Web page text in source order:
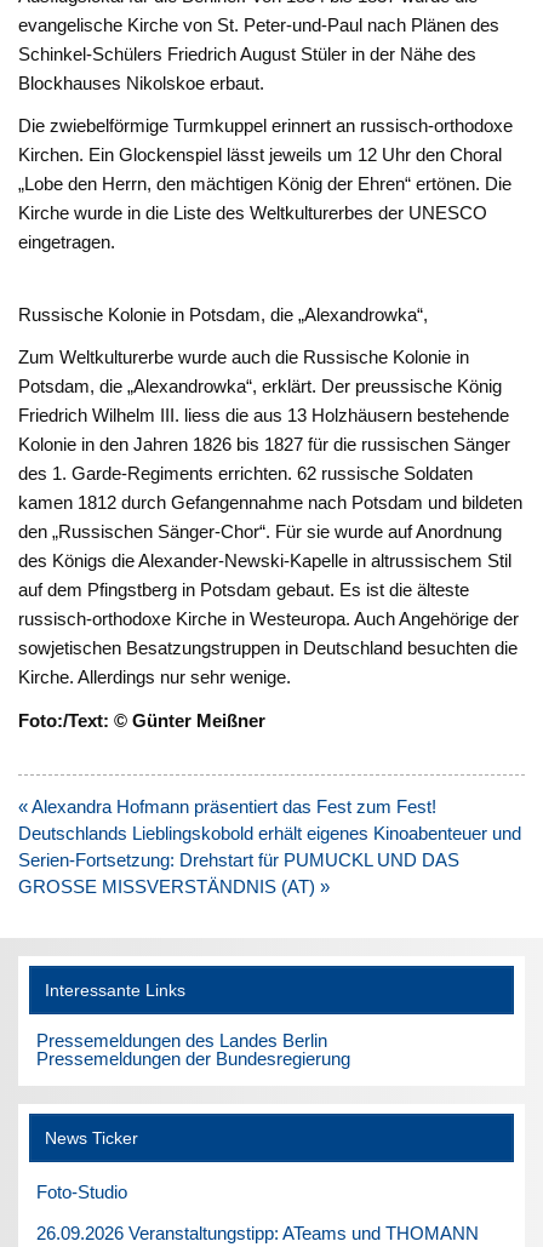
evangelische Kirche von St. Peter-und-Paul nach Plänen des
Schinkel-Schülers Friedrich August Stüler in der Nähe des
Blockhauses Nikolskoe erbaut.
Die zwiebelförmige Turmkuppel erinnert an russisch-orthodoxe
Kirchen. Ein Glockenspiel lässt jeweils um 12 Uhr den Choral
„Lobe den Herrn, den mächtigen König der Ehren“ ertönen. Die
Kirche wurde in die Liste des Weltkulturerbes der UNESCO
eingetragen.
Russische Kolonie in Potsdam, die „Alexandrowka“,
Zum Weltkulturerbe wurde auch die Russische Kolonie in
Potsdam, die „Alexandrowka“, erklärt. Der preussische König
Friedrich Wilhelm III. liess die aus 13 Holzhäusern bestehende
Kolonie in den Jahren 1826 bis 1827 für die russischen Sänger
des 1. Garde-Regiments errichten. 62 russische Soldaten
kamen 1812 durch Gefangennahme nach Potsdam und bildeten
den „Russischen Sänger-Chor“. Für sie wurde auf Anordnung
des Königs die Alexander-Newski-Kapelle in altrussischem Stil
auf dem Pfingstberg in Potsdam gebaut. Es ist die älteste
russisch-orthodoxe Kirche in Westeuropa. Auch Angehörige der
sowjetischen Besatzungstruppen in Deutschland besuchten die
Kirche. Allerdings nur sehr wenige.
Foto:/Text: © Günter Meißner
Beitragsnavigation
« Alexandra Hofmann präsentiert das Fest zum Fest!
Deutschlands Lieblingskobold erhält eigenes Kinoabenteuer und
Serien-Fortsetzung: Drehstart für PUMUCKL UND DAS
GROSSE MISSVERSTÄNDNIS (AT) »
Interessante Links
Pressemeldungen des Landes Berlin
Pressemeldungen der Bundesregierung
News Ticker
Foto-Studio
26.09.2026 Veranstaltungstipp: ATeams und THOMANN